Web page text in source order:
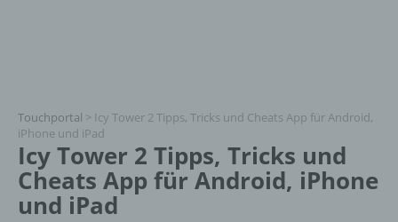
Touchportal > Icy Tower 2 Tipps, Tricks und Cheats App für Android,
iPhone und iPad
Icy Tower 2 Tipps, Tricks und
Cheats App für Android, iPhone
und iPad